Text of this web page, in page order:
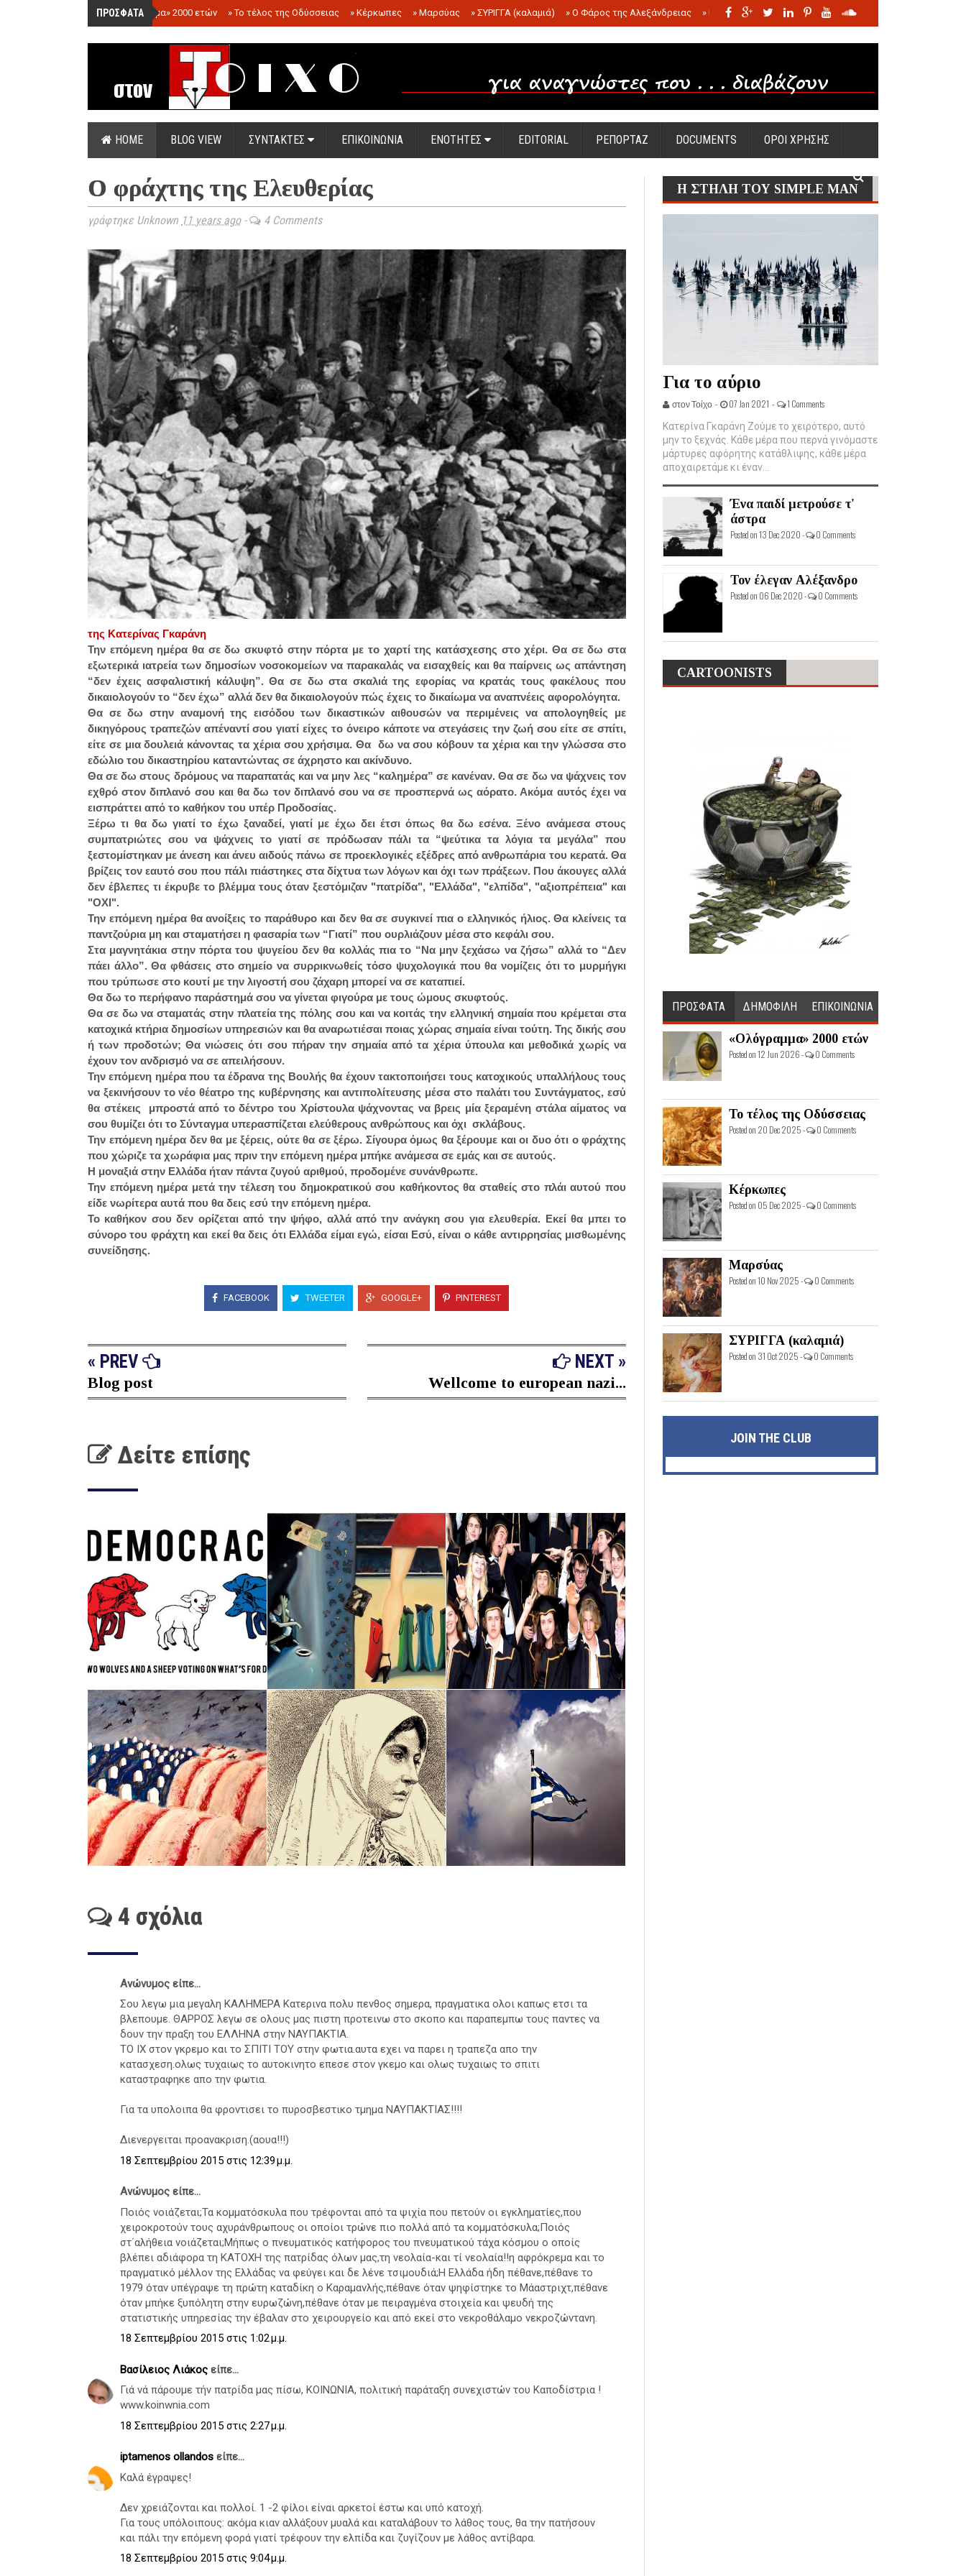
ΠΡΟΣΦΑΤΑ
»«Ολόγραμμα» 2000 ετών »Το τέλος της Οδύσσειας » Κέρκωπες » Μαρσύας » ΣΥΡΙΓΓΑ (καλαμιά) » Ο Φάρος της Αλεξάνδρειας » Η σφαγή των νηπίων της Σάντας
.
HOME BLOG VIEW ΣΥΝΤΑΚΤΕΣ ΕΠΙΚΟΙΝΩΝΙΑ ΕΝΟΤΗΤΕΣ EDITORIAL ΡΕΠΟΡΤΑΖ DOCUMENTS ΟΡΟΙ ΧΡΗΣΗΣ
Ο φράχτης της Ελευθερίας
γράφτηκε Unknown 11 years ago- 4 Comments
της Κατερίνας Γκαράνη
Την επόμενη ημέρα θα σε δω σκυφτό στην πόρτα με το χαρτί της κατάσχεσης στο χέρι. Θα σε δω στα
εξωτερικά ιατρεία των δημοσίων νοσοκομείων να παρακαλάς να εισαχθείς και θα παίρνεις ως απάντηση
“δεν έχεις ασφαλιστική κάλυψη”. Θα σε δω στα σκαλιά της εφορίας να κρατάς τους φακέλους που
δικαιολογούν το “δεν έχω” αλλά δεν θα δικαιολογούν πώς έχεις το δικαίωμα να αναπνέεις αφορολόγητα.
Θα σε δω στην αναμονή της εισόδου των δικαστικών αιθουσών να περιμένεις να απολογηθείς με
δικηγόρους τραπεζών απέναντί σου γιατί είχες το όνειρο κάποτε να στεγάσεις την ζωή σου είτε σε σπίτι,
είτε σε μια δουλειά κάνοντας τα χέρια σου χρήσιμα. Θα δω να σου κόβουν τα χέρια και την γλώσσα στο
εδώλιο του δικαστηρίου καταντώντας σε άχρηστο και ακίνδυνο.
Θα σε δω στους δρόμους να παραπατάς και να μην λες “καλημέρα” σε κανέναν. Θα σε δω να ψάχνεις τον
εχθρό στον διπλανό σου και θα δω τον διπλανό σου να σε προσπερνά ως αόρατο. Ακόμα αυτός έχει να
εισπράττει από το καθήκον του υπέρ Προδοσίας.
Ξέρω τι θα δω γιατί το έχω ξαναδεί, γιατί με έχω δει έτσι όπως θα δω εσένα. Ξένο ανάμεσα στους
συμπατριώτες σου να ψάχνεις το γιατί σε πρόδωσαν πάλι τα “ψεύτικα τα λόγια τα μεγάλα” που
ξεστομίστηκαν με άνεση και άνευ αιδούς πάνω σε προεκλογικές εξέδρες από ανθρωπάρια του κερατά. Θα
βρίζεις τον εαυτό σου που πάλι πιάστηκες στα δίχτυα των λόγων και όχι των πράξεων. Που άκουγες αλλά
δεν έβλεπες τι έκρυβε το βλέμμα τους όταν ξεστόμιζαν "πατρίδα", "Ελλάδα", "ελπίδα", "αξιοπρέπεια" και
"ΟΧΙ".
Την επόμενη ημέρα θα ανοίξεις το παράθυρο και δεν θα σε συγκινεί πια ο ελληνικός ήλιος. Θα κλείνεις τα
παντζούρια μη και σταματήσει η φασαρία των “Γιατί” που ουρλιάζουν μέσα στο κεφάλι σου.
Στα μαγνητάκια στην πόρτα του ψυγείου δεν θα κολλάς πια το “Να μην ξεχάσω να ζήσω” αλλά το “Δεν
πάει άλλο”. Θα φθάσεις στο σημείο να συρρικνωθείς τόσο ψυχολογικά που θα νομίζεις ότι το μυρμήγκι
που τρύπωσε στο κουτί με την λιγοστή σου ζάχαρη μπορεί να σε καταπιεί.
Θα δω το περήφανο παράστημά σου να γίνεται φιγούρα με τους ώμους σκυφτούς.
Θα σε δω να σταματάς στην πλατεία της πόλης σου και να κοιτάς την ελληνική σημαία που κρέμεται στα
κατοχικά κτήρια δημοσίων υπηρεσιών και θα αναρωτιέσαι ποιας χώρας σημαία είναι τούτη. Της δικής σου
ή των προδοτών; Θα νιώσεις ότι σου πήραν την σημαία από τα χέρια ύπουλα και μεθοδικά χωρίς να
έχουν τον ανδρισμό να σε απειλήσουν.
Την επόμενη ημέρα που τα έδρανα της Βουλής θα έχουν τακτοποιήσει τους κατοχικούς υπαλλήλους τους
να ξεκινήσουν το νέο θέατρο της κυβέρνησης και αντιπολίτευσης μέσα στο παλάτι του Συντάγματος, εσύ
θα στέκεις μπροστά από το δέντρο του Χρίστουλα ψάχνοντας να βρεις μία ξεραμένη στάλα αίματος να
σου θυμίζει ότι το Σύνταγμα υπερασπίζεται ελεύθερους ανθρώπους και όχι σκλάβους.
Την επόμενη ημέρα δεν θα με ξέρεις, ούτε θα σε ξέρω. Σίγουρα όμως θα ξέρουμε και οι δυο ότι ο φράχτης
που χώριζε τα χωράφια μας πριν την επόμενη ημέρα μπήκε ανάμεσα σε εμάς και σε αυτούς.
Η μοναξιά στην Ελλάδα ήταν πάντα ζυγού αριθμού, προδομένε συνάνθρωπε.
Την επόμενη ημέρα μετά την τέλεση του δημοκρατικού σου καθήκοντος θα σταθείς στο πλάι αυτού που
είδε νωρίτερα αυτά που θα δεις εσύ την επόμενη ημέρα.
Το καθήκον σου δεν ορίζεται από την ψήφο, αλλά από την ανάγκη σου για ελευθερία. Εκεί θα μπει το
σύνορο του φράχτη και εκεί θα δεις ότι Ελλάδα είμαι εγώ, είσαι Εσύ, είναι ο κάθε αντιρρησίας μισθωμένης
συνείδησης.
FACEBOOK TWEETER GOOGLE+ PINTEREST
« PREV
Blog post
NEXT »
Wellcome to european nazi...
Δείτε επίσης
4 σχόλια
Ανώνυμος είπε...
Σου λεγω μια μεγαλη ΚΑΛΗΜΕΡΑ Κατερινα πολυ πενθος σημερα, πραγματικα ολοι καπως ετσι τα
βλεπουμε. ΘΑΡΡΟΣ λεγω σε ολους μας πιστη προτεινω στο σκοπο και παραπεμπω τους παντες να
δουν την πραξη του ΕΛΛΗΝΑ στην ΝΑΥΠΑΚΤΙΑ.
ΤΟ ΙΧ στον γκρεμο και το ΣΠΙΤΙ ΤΟΥ στην φωτια.αυτα εχει να παρει η τραπεζα απο την
κατασχεση.ολως τυχαιως το αυτοκινητο επεσε στον γκεμο και ολως τυχαιως το σπιτι
καταστραφηκε απο την φωτια.
Για τα υπολοιπα θα φροντισει το πυροσβεστικο τμημα ΝΑΥΠΑΚΤΙΑΣ!!!!
Διενεργειται προανακριση.(αουα!!!)
18 Σεπτεμβρίου 2015 στις 12:39 μ.μ.
Ανώνυμος είπε...
Ποιός νοιάζεται;Τα κομματόσκυλα που τρέφονται από τα ψιχία που πετούν οι εγκληματίες,που
χειροκροτούν τους αχυράνθρωπους οι οποίοι τρώνε πιο πολλά από τα κομματόσκυλα;Ποιός
στ΄αλήθεια νοιάζεται;Μήπως ο πνευματικός κατήφορος του πνευματικού τάχα κόσμου ο οποίς
βλέπει αδιάφορα τη ΚΑΤΟΧΗ της πατρίδας όλων μας,τη νεολαία-και τί νεολαία!!η αφρόκρεμα και το
πραγματικό μέλλον της Ελλάδας να φεύγει και δε λένε τσιμουδιά;Η Ελλάδα ήδη πέθανε,πέθανε το
1979 όταν υπέγραψε τη πρώτη καταδίκη ο Καραμανλής,πέθανε όταν ψηφίστηκε το Μάαστριχτ,πέθανε
όταν μπήκε ξυπόλητη στην ευρωζώνη,πέθανε όταν με πειραγμένα στοιχεία και ψευδή της
στατιστικής υπηρεσίας την έβαλαν στο χειρουργείο και από εκεί στο νεκροθάλαμο νεκροζώντανη.
18 Σεπτεμβρίου 2015 στις 1:02 μ.μ.
Βασίλειος Λιάκος είπε...
Γιά νά πάρουμε τήν πατρίδα μας πίσω, ΚΟΙΝΩΝΙΑ, πολιτική παράταξη συνεχιστών του Καποδίστρια !
www.koinwnia.com
18 Σεπτεμβρίου 2015 στις 2:27 μ.μ.
iptamenos ollandos είπε...
Καλά έγραψες!
Δεν χρειάζονται και πολλοί. 1 -2 φίλοι είναι αρκετοί έστω και υπό κατοχή.
Για τους υπόλοιπους: ακόμα κιαν αλλάξουν μυαλά και καταλάβουν το λάθος τους, θα την πατήσουν
και πάλι την επόμενη φορά γιατί τρέφουν την ελπίδα και ζυγίζουν με λάθος αντίβαρα.
18 Σεπτεμβρίου 2015 στις 9:04 μ.μ.
Η ΣΤΗΛΗ ΤΟΥ SIMPLE MAN
Για το αύριο
στον Τοίχο - 07 Jan 2021 - 1 Comments
Κατερίνα Γκαράνη Ζούμε το χειρότερο, αυτό
μην το ξεχνάς. Κάθε μέρα που περνά γινόμαστε
μάρτυρες αφόρητης κατάθλιψης, κάθε μέρα
αποχαιρετάμε κι έναν...
Ένα παιδί μετρούσε τ'
άστρα
Posted on 13 Dec 2020 - 0 Comments
Τον έλεγαν Αλέξανδρο
Posted on 06 Dec 2020 - 0 Comments
CARTOONISTS
ΠΡΟΣΦΑΤΑ ΔΗΜΟΦΙΛΗ ΕΠΙΚΟΙΝΩΝΙΑ
«Ολόγραμμα» 2000 ετών
Posted on 12 Jun 2026 - 0 Comments
Το τέλος της Οδύσσειας
Posted on 20 Dec 2025 - 0 Comments
Κέρκωπες
Posted on 05 Dec 2025 - 0 Comments
Μαρσύας
Posted on 10 Nov 2025 - 0 Comments
ΣΥΡΙΓΓΑ (καλαμιά)
Posted on 31 Oct 2025 - 0 Comments
JOIN THE CLUB